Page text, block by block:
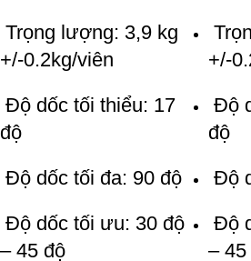
Trọng lượng: 3,9 kg
+/-0.2kg/viên
Độ dốc tối thiểu: 17
độ
Độ dốc tối đa: 90 độ
Độ dốc tối ưu: 30 độ
– 45 độ
+/-
Độ
độ
Độ
Độ
– 45